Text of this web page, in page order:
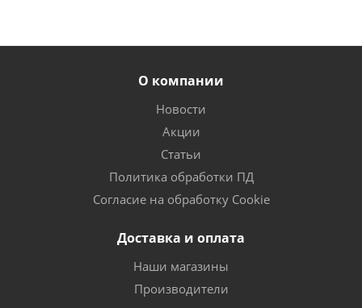
О компании
Новости
Акции
Статьи
Политика обработки ПД
Согласие на обработку Cookie
Доставка и оплата
Наши магазины
Производители